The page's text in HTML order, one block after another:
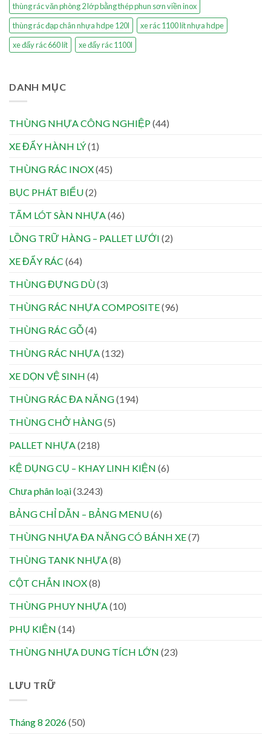
thùng rác văn phòng 2 lớp bằng thép phun sơn viền inox
thùng rác đạp chân nhựa hdpe 120l
xe rác 1100 lít nhựa hdpe
xe đẩy rác 660 lít
xe đẩy rác 1100l
DANH MỤC
THÙNG NHỰA CÔNG NGHIỆP(44)
XE ĐẨY HÀNH LÝ(1)
THÙNG RÁC INOX(45)
BỤC PHÁT BIỂU(2)
TẤM LÓT SÀN NHỰA(46)
LỒNG TRỮ HÀNG – PALLET LƯỚI (2)
XE ĐẨY RÁC (64)
THÙNG ĐỰNG DÙ(3)
THÙNG RÁC NHỰA COMPOSITE(96)
THÙNG RÁC GỖ(4)
THÙNG RÁC NHỰA(132)
XE DỌN VỆ SINH (4)
THÙNG RÁC ĐA NĂNG(194)
THÙNG CHỞ HÀNG(5)
PALLET NHỰA(218)
KỆ DỤNG CỤ – KHAY LINH KIỆN (6)
Chưa phân loại(3.243)
BẢNG CHỈ DẪN – BẢNG MENU(6)
THÙNG NHỰA ĐA NĂNG CÓ BÁNH XE(7)
THÙNG TANK NHỰA(8)
CỘT CHẮN INOX(8)
THÙNG PHUY NHỰA(10)
PHỤ KIỆN (14)
THÙNG NHỰA DUNG TÍCH LỚN (23)
LƯU TRỮ
Tháng 8 2026(50)